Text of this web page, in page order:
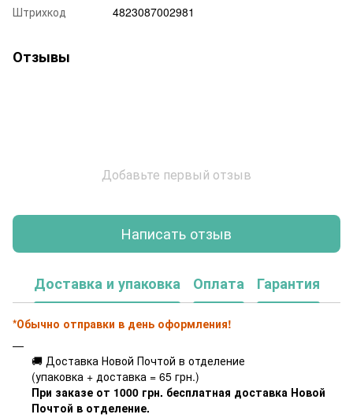
Штрихкод
4823087002981
Отзывы
Добавьте первый отзыв
Написать отзыв
Доставка и упаковка Оплата Гарантия
*Обычно отправки в день оформления!
🚚 Доставка Новой Почтой в отделение
(упаковка + доставка = 65 грн.)
При заказе от 1000 грн. бесплатная доставка Новой
Почтой в отделение.